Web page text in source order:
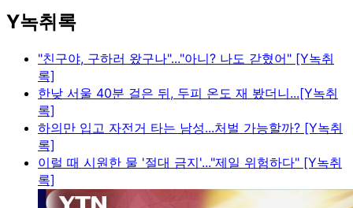
Y녹취록
"친구야, 구하러 왔구나"..."아니? 나도 갇혔어" [Y녹취
록]
한낮 서울 40분 걸은 뒤, 두피 온도 재 봤더니...[Y녹취
록]
하의만 입고 자전거 타는 남성...처벌 가능할까? [Y녹취
록]
이럴 때 시원한 물 '절대 금지'..."제일 위험하다" [Y녹취
록]